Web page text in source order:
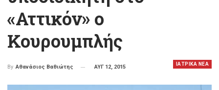
«Αττικόν» ο
Κουρουμπλής
ΙΑΤΡΙΚΑ ΝΕΑ
By Αθανάσιος Βαθιώτης ΑΥΓ 12, 2015